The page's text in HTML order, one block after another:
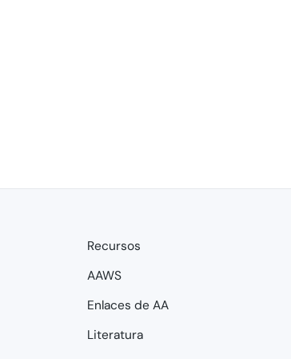
Recursos
AAWS
Enlaces de AA
Literatura